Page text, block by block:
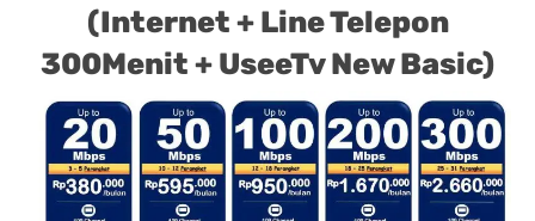
(Internet + Line Telepon
300Menit + UseeTv New Basic)